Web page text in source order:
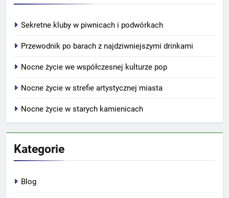
Sekretne kluby w piwnicach i podwórkach
Przewodnik po barach z najdziwniejszymi drinkami
Nocne życie we współczesnej kulturze pop
Nocne życie w strefie artystycznej miasta
Nocne życie w starych kamienicach
Kategorie
Blog